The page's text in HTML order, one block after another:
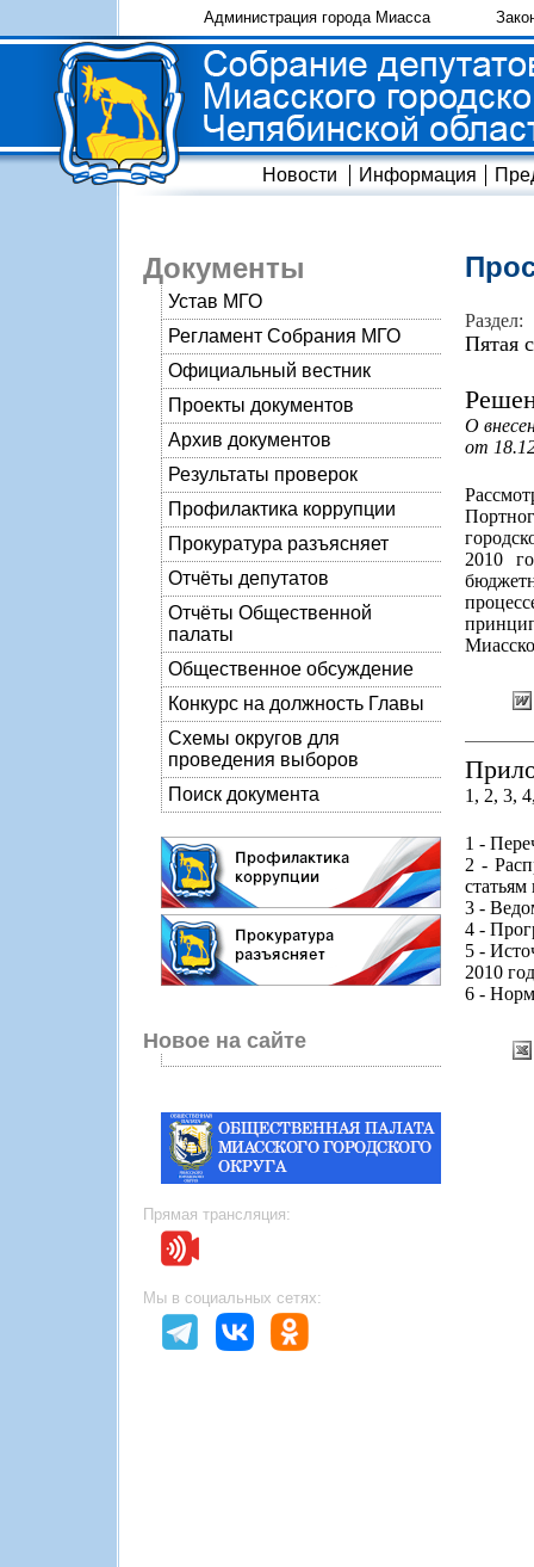
Администрация города Миасса
Новости Информация
Документы
Устав МГО
Регламент Собрания МГО
Официальный вестник
Проекты документов
Архив документов
Результаты проверок
Профилактика коррупции
Прокуратура разъясняет
Отчёты депутатов
Отчёты Общественной
палаты
Общественное обсуждение
Конкурс на должность Главы
Схемы округов для
проведения выборов
Поиск документа
Новое на сайте
Прямая трансляция:
Мы в социальных сетях:
Раздел:
Пятая
О
от
2010
1, 2, 3,
1 -
2 -
3 -
4 -
5 -
2010 год
6 -